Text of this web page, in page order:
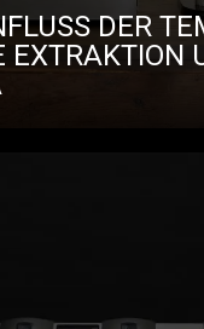
DER
EXTRAKTION